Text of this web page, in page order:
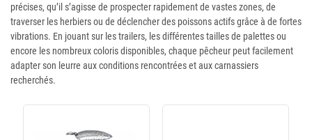
précises, qu’il s’agisse de prospecter rapidement de vastes zones, de
traverser les herbiers ou de déclencher des poissons actifs grâce à de fortes
vibrations. En jouant sur les trailers, les différentes tailles de palettes ou
encore les nombreux coloris disponibles, chaque pêcheur peut facilement
adapter son leurre aux conditions rencontrées et aux carnassiers
recherchés.